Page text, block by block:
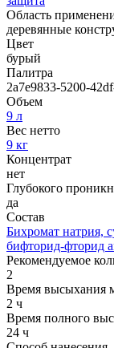
Область
деревянные
Цвет
бурый
Палитра
2a7e9833-5200-
Объем
9 л
Вес нетто
9 кг
Концентрат
нет
Глубокого
да
Состав
Бихромат натрия,
бифторид-фторид
Рекомендуемое
2
Время высыхания
2 ч
Время полного
24 ч